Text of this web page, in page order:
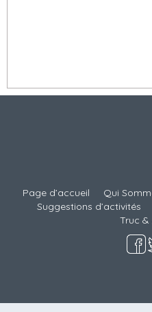
NOUVEAUX
Page d’accueil Qui
Suggestions d’activités
Truc &